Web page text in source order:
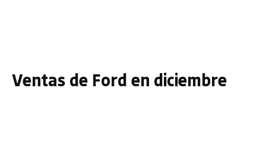
Ventas de Ford en diciembre